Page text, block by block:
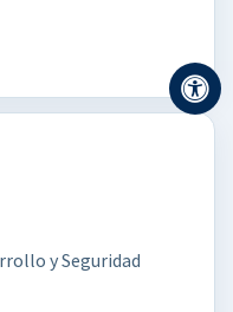
y Seguridad